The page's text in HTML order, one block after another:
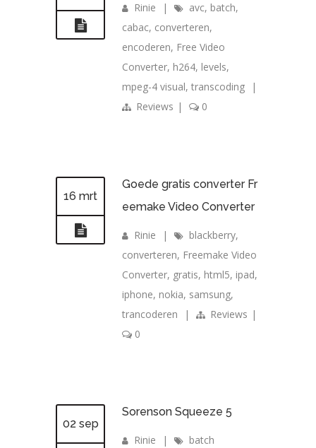
Rinie | avc, batch,
cabac, converteren,
encoderen, Free Video
Converter, h264, levels,
mpeg-4 visual, transcoding
|
Reviews | 0
16 mrt
Goede gratis converter Fr
eemake Video Converter
Rinie | blackberry,
converteren, Freemake Video
Converter, gratis, html5, ipad,
iphone, nokia, samsung,
trancoderen
| Reviews |
0
02 sep
Sorenson Squeeze 5
Rinie |
batch